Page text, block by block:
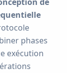
phases
exécution